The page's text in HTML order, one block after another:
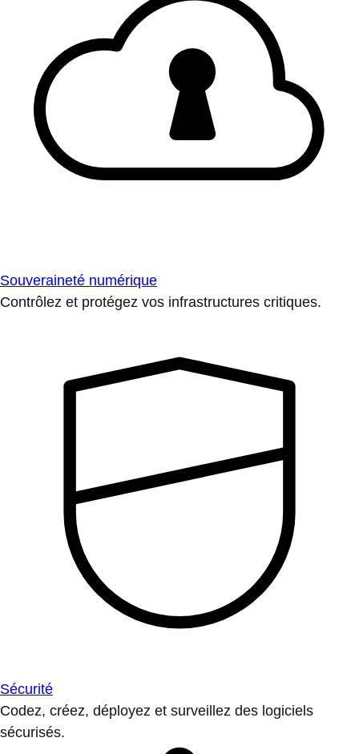
Souveraineté numérique
Contrôlez et protégez vos infrastructures critiques.
Sécurité
Codez, créez, déployez et surveillez des logiciels
sécurisés.